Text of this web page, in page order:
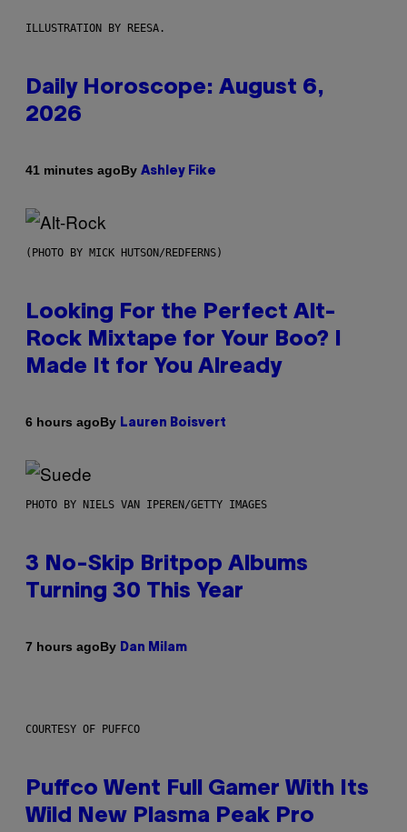
ILLUSTRATION BY REESA.
Daily Horoscope: August 6,
2026
41 minutes agoBy Ashley Fike
(PHOTO BY MICK HUTSON/REDFERNS)
Looking For the Perfect Alt-
Rock Mixtape for Your Boo? I
Made It for You Already
6 hours agoBy Lauren Boisvert
PHOTO BY NIELS VAN IPEREN/GETTY IMAGES
3 No-Skip Britpop Albums
Turning 30 This Year
7 hours agoBy Dan Milam
COURTESY OF PUFFCO
Puffco Went Full Gamer With Its
Wild New Plasma Peak Pro